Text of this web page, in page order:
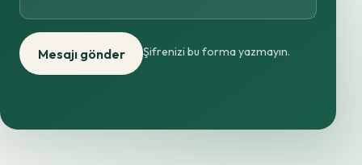
Mesajı gönder Şifrenizi bu forma yazmayın.